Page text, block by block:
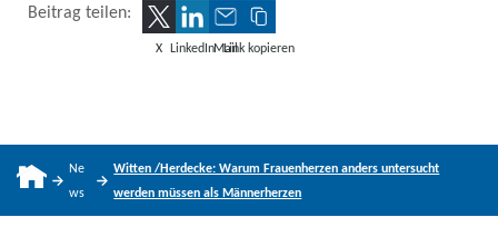
Beitrag teilen:
X LinkedInMailLink kopieren
Ne
ws
Witten /Herdecke: Warum Frauenherzen anders untersucht
werden müssen als Männerherzen